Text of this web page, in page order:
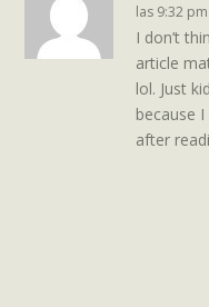
las 9:32 pm
I don’t
article
lol. Just
because
after